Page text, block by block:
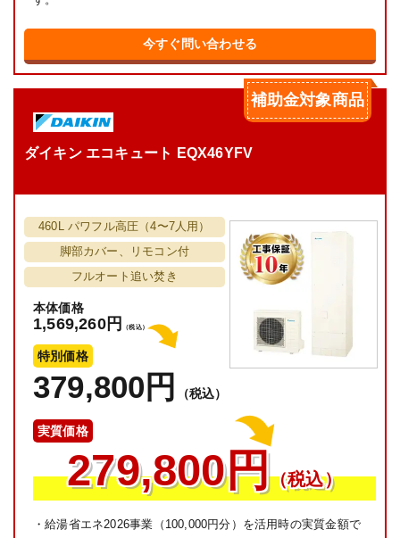
補助金対象商品
ダイキン エコキュート EQX46YFV
460L パワフル高圧（4〜7人用）
脚部カバー、リモコン付
フルオート追い焚き
本体価格
1,569,260円 （税込）
特別価格
379,800円 （税込）
実質価格
279,800円（税込）
・給湯省エネ2026事業（100,000円分）を活用時の実質金額で
今すぐ問い合わせる